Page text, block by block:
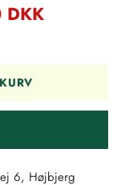
6, Højbjerg